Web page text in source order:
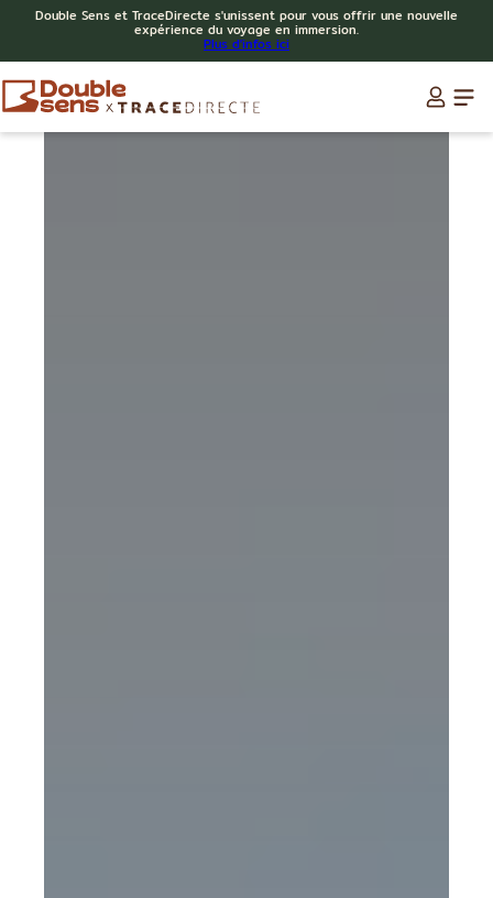
Double Sens et TraceDirecte s'unissent pour vous offrir une nouvelle
expérience du voyage en immersion.
Plus d'infos ici